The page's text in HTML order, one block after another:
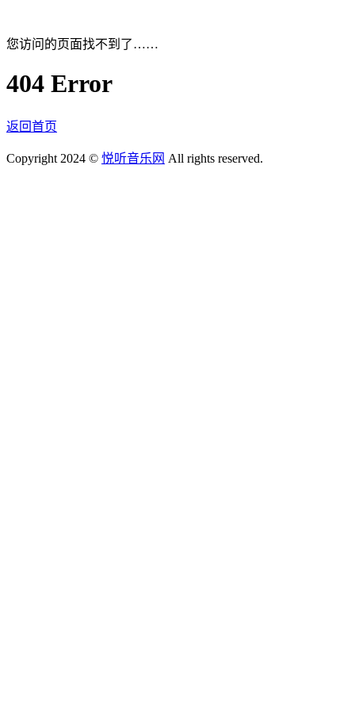
您访问的页面找不到了……
404 Error
返回首页
Copyright 2024 © 悦听音乐网 All rights reserved.